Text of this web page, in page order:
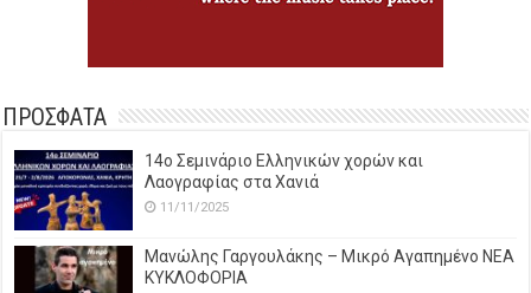
ΠΡΟΣΦΑΤΑ
14o Σεμινάριο Ελληνικών χορών και
Λαογραφίας στα Χανιά
11/11/2025
Μανώλης Γαργουλάκης – Μικρό Αγαπημένο NEΑ
ΚΥΚΛΟΦΟΡΙΑ